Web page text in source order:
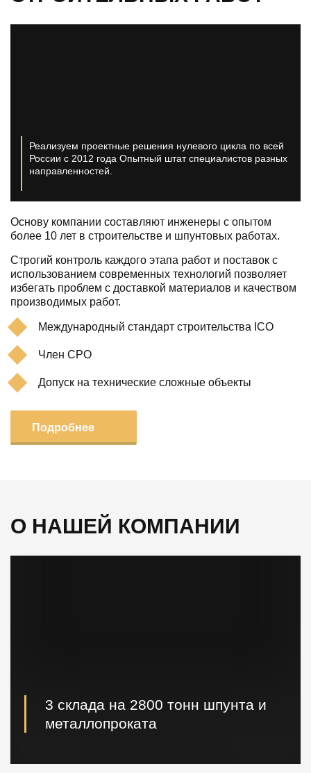
Реализуем проектные решения нулевого цикла по всей
России с 2012 года Опытный штат специалистов разных
направленностей.
Основу компании составляют инженеры с опытом
более 10 лет в строительстве и шпунтовых работах.
Строгий контроль каждого этапа работ и поставок с
использованием современных технологий позволяет
избегать проблем с доставкой материалов и качеством
производимых работ.
Международный стандарт строительства ICO
Член СРО
Допуск на технические сложные объекты
Подробнее
О НАШЕЙ КОМПАНИИ
3 склада на 2800 тонн шпунта и
металлопроката